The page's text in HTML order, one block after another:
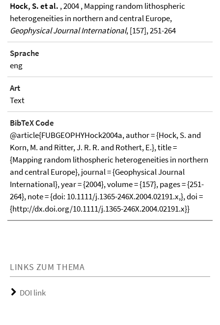
Hock, S. et al. , 2004 , Mapping random lithospheric
heterogeneities in northern and central Europe,
Geophysical Journal International, [157], 251-264
Sprache
eng
Art
Text
BibTeX Code
@article{FUBGEOPHYHock2004a, author = {Hock, S. and
Korn, M. and Ritter, J. R. R. and Rothert, E.}, title =
{Mapping random lithospheric heterogeneities in northern
and central Europe}, journal = {Geophysical Journal
International}, year = {2004}, volume = {157}, pages = {251-
264}, note = {doi: 10.1111/j.1365-246X.2004.02191.x,}, doi =
{http://dx.doi.org/10.1111/j.1365-246X.2004.02191.x}}
LINKS ZUM THEMA
DOI link